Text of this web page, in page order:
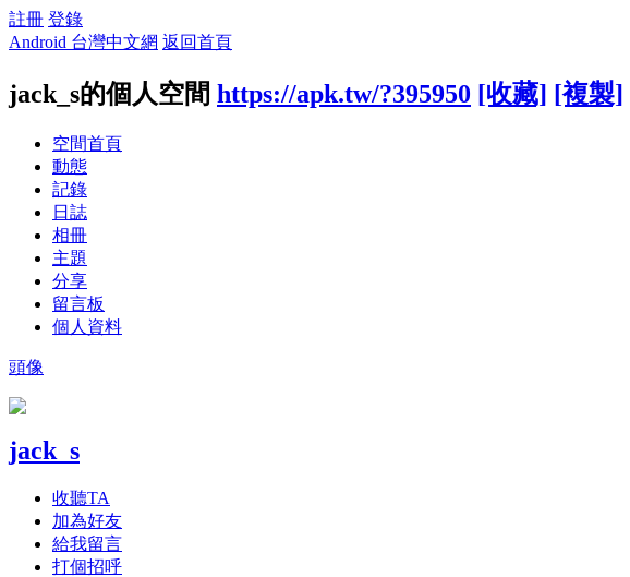
註冊 登錄
Android 台灣中文網 返回首頁
jack_s的個人空間 https://apk.tw/?395950 [收藏] [複製]
空間首頁
動態
記錄
日誌
相冊
主題
分享
留言板
個人資料
頭像
jack_s
收聽TA
加為好友
給我留言
打個招呼